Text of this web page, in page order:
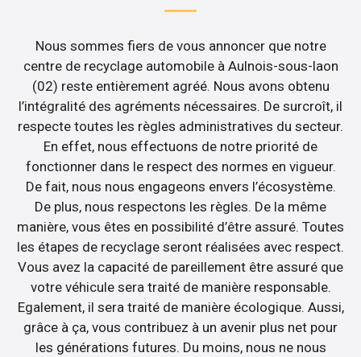
Nous sommes fiers de vous annoncer que notre
centre de recyclage automobile à Aulnois-sous-laon
(02) reste entièrement agréé. Nous avons obtenu
l’intégralité des agréments nécessaires. De surcroît, il
respecte toutes les règles administratives du secteur.
En effet, nous effectuons de notre priorité de
fonctionner dans le respect des normes en vigueur.
De fait, nous nous engageons envers l’écosystème.
De plus, nous respectons les règles. De la même
manière, vous êtes en possibilité d’être assuré. Toutes
les étapes de recyclage seront réalisées avec respect.
Vous avez la capacité de pareillement être assuré que
votre véhicule sera traité de manière responsable.
Egalement, il sera traité de manière écologique. Aussi,
grâce à ça, vous contribuez à un avenir plus net pour
les générations futures. Du moins, nous ne nous